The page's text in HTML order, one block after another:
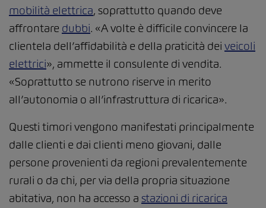
mobilità elettrica, soprattutto quando deve
affrontare dubbi. «A volte è difficile convincere la
clientela dell’affidabilità e della praticità dei veicoli
elettrici», ammette il consulente di vendita.
«Soprattutto se nutrono riserve in merito
all’autonomia o all’infrastruttura di ricarica».
Questi timori vengono manifestati principalmente
dalle clienti e dai clienti meno giovani, dalle
persone provenienti da regioni prevalentemente
rurali o da chi, per via della propria situazione
abitativa, non ha accesso a stazioni di ricarica